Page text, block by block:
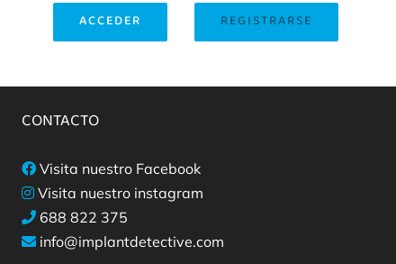
REGISTRARSE
ACCEDER
CONTACTO
Visita nuestro Facebook
Visita nuestro instagram
688 822 375
info@implantdetective.com